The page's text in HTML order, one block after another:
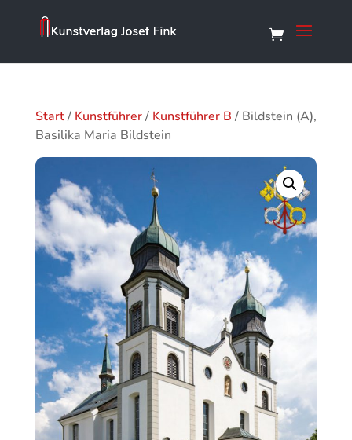
Start/ Kunstführer/ Kunstführer B / Bildstein (A),
Basilika Maria Bildstein